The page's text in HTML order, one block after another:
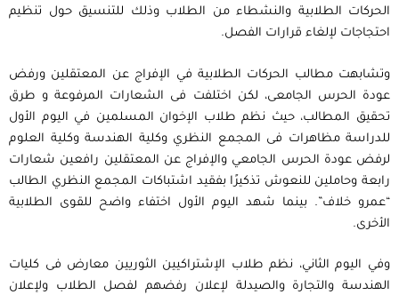
الحركات الطلابية والنشطاء من الطلاب وذلك للتنسيق حول تنظيم
احتجاجات لإلغاء قرارات الفصل.
وتشابهت مطالب الحركات الطلابية في الإفراج عن المعتقلين ورفض
عودة الحرس الجامعى، لكن اختلفت فى الشعارات المرفوعة و طرق
تحقيق المطالب، حيث نظم طلاب الإخوان المسلمين في اليوم الأول
للدراسة مظاهرات فى المجمع النظري وكلية الهندسة وكلية العلوم
لرفض عودة الحرس الجامعي والإفراج عن المعتقلين رافعين شعارات
رابعة وحاملين للنعوش تذكيرًا بفقيد اشتباكات المجمع النظري الطالب
“عمرو خلاف”. بينما شهد اليوم الأول اختفاء واضح للقوى الطلابية
الأخرى.
وفي اليوم الثاني، نظم طلاب الإشتراكيين الثوريين معارض فى كليات
الهندسة والتجارة والصيدلة لإعلان رفضهم لفصل الطلاب ولإعلان